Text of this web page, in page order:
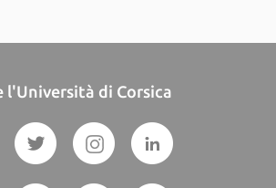
l'Università di Corsica